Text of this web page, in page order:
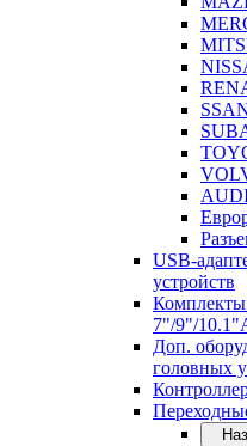
USB-
устройств
7"/9"/
Доп.
головных